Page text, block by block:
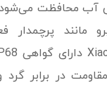
آب محافظت می‌شود.
۱۳پرو مانند
در برابر